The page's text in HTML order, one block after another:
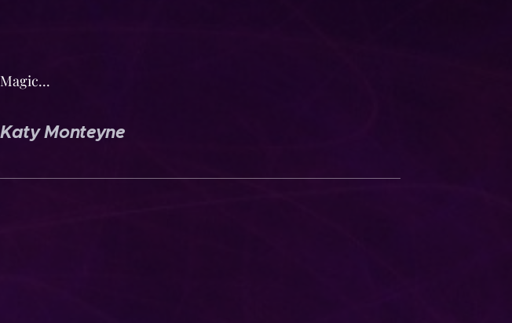
Magic...
Katy Monteyne